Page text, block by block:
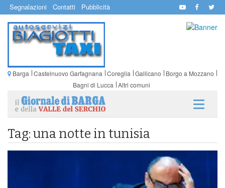
Segnalazioni Contatti Pubblicità
Barga Castelnuovo Garfagnana Coreglia Gallicano
Borgo a Mozzano
Bagni di Lucca Altri comuni
Tag: una notte in tunisia